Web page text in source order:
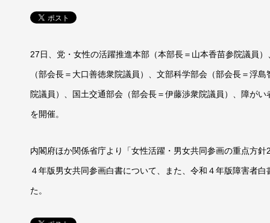
27日、党・女性の活躍推進本部（本部長＝山本香苗参院議員
（部会長＝大口善徳衆院議員）、文部科学部会（部会長＝浮
院議員）、国土交通部会（部会長＝伊藤渉衆院議員）、障が
を開催。
内閣府ほか関係省庁より「女性活躍・男女共同参画の重点方
４年版男女共同参画白書について、また、令和４年版障害者
た。